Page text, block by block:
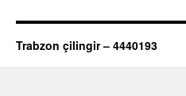
Trabzon çilingir – 4440193